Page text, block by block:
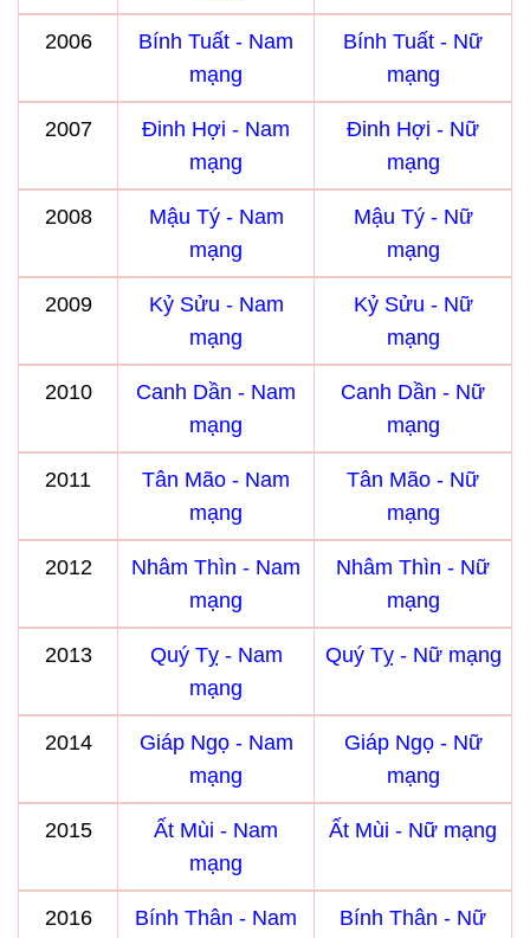
2006
Bính Tuất - Nam
mạng
Bính Tuất - Nữ
mạng
2007
Đinh Hợi - Nam
mạng
Đinh Hợi - Nữ
mạng
2008
Mậu Tý - Nam
mạng
Mậu Tý - Nữ
mạng
2009
Kỷ Sửu - Nam
mạng
Kỷ Sửu - Nữ
mạng
2010
Canh Dần - Nam
mạng
Canh Dần - Nữ
mạng
2011
Tân Mão - Nam
mạng
Tân Mão - Nữ
mạng
2012
Nhâm Thìn - Nam
mạng
Nhâm Thìn - Nữ
mạng
2013
Quý Tỵ - Nam
mạng
Quý Tỵ - Nữ mạng
2014
Giáp Ngọ - Nam
mạng
Giáp Ngọ - Nữ
mạng
2015
Ất Mùi - Nam
mạng
Ất Mùi - Nữ mạng
2016
Bính Thân - Nam
Bính Thân - Nữ